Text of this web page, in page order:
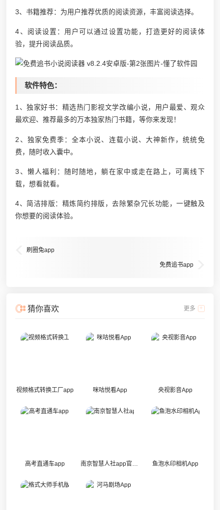
3、书籍推荐：为用户推荐优质的阅读资源，丰富阅读选择。
4、阅读设置：用户可以通过设置功能，打造更好的阅读体
验，提升阅读品质。
软件特色：
1、独家好书：精选热门影视文学改编小说，用户最爱、观众
最欢迎、推荐最多的万本独家热门书籍，等你来发现！
2、独家免费季：全本小说、连载小说、大神新作，统统免
费，随时收入囊中。
3、懒人福利：随时随地，躺在家中或走在路上，可离线下
载，想看就看。
4、简洁排版：精炼简约排版，去除繁杂冗长功能，一键触及
你想要的阅读体验。
刷圈兔app
免费追书app
猜你喜欢 更多
视频格式转换工厂app 咪咕悦看App 央视影音App
高考直通车app 南京智慧人社app官方版 鱼泡水印相机App